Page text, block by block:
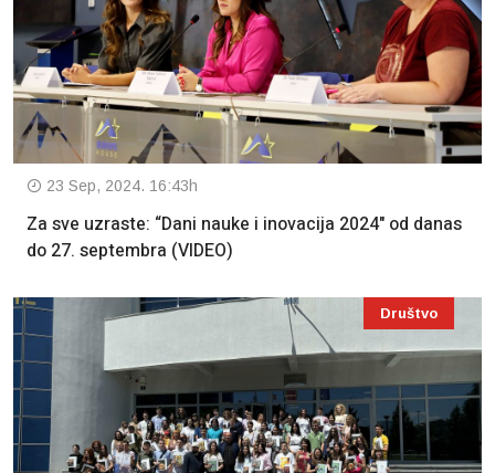
23 Sep, 2024. 16:43h
Za sve uzraste: “Dani nauke i inovacija 2024" od danas
do 27. septembra (VIDEO)
Društvo